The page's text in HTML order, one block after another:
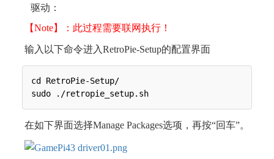
驱动：
【Note】：此过程需要联网执行！
输入以下命令进入RetroPie-Setup的配置界面
cd RetroPie-Setup/
在如下界面选择Manage Packages选项，再按“回车”。